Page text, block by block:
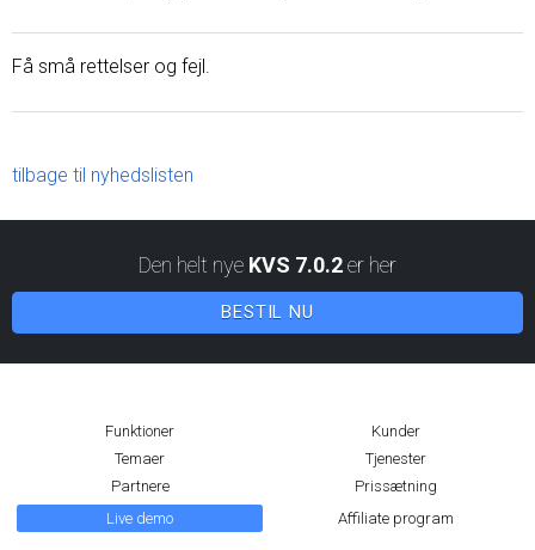
Få små rettelser og fejl.
tilbage til nyhedslisten
Den helt nye KVS 7.0.2er her
BESTIL NU
Funktioner
Kunder
Temaer
Tjenester
Partnere
Prissætning
Live demo
Affiliate program